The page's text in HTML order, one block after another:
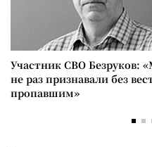
Участник СВО Безруков:
не раз признавали без
пропавшим»